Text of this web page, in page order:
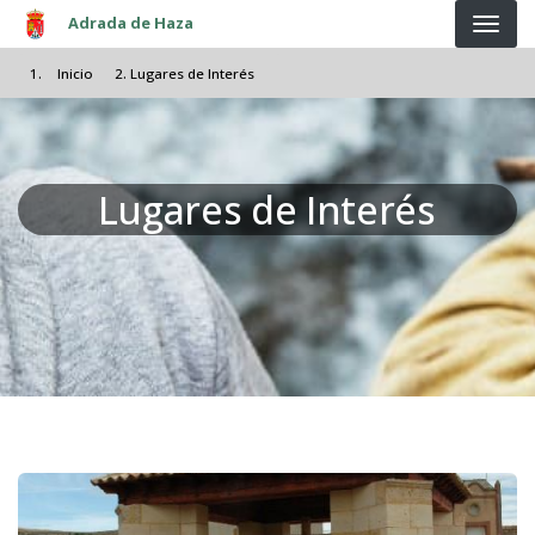
Pasar al contenido principal
Adrada de Haza
Inicio Lugares de Interés
Lugares de Interés